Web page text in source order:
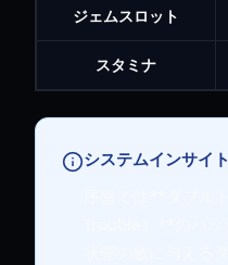
ジェムスロット
スタミナ
システムインサイト